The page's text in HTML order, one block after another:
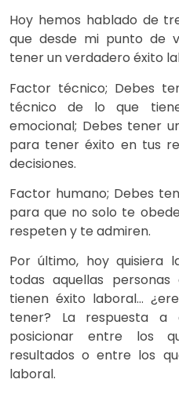
Hoy hemos hablado de
que desde mi punto de
tener un verdadero éxito
Factor técnico; Debes
técnico de lo que
emocional; Debes tener
para tener éxito en tus
decisiones.
Factor humano; Debes
para que no solo te
respeten y te admiren.
Por último, hoy quisiera
todas aquellas
tienen éxito laboral…
tener? La respuesta
posicionar entre los
resultados o entre los
laboral.